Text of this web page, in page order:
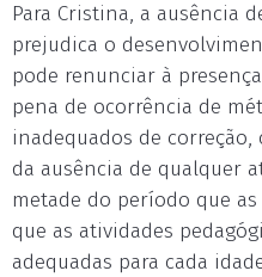
Para Cristina, a ausência
prejudica o
pode renunciar à
pena de ocorrência de
inadequados de
da ausência de qualquer
metade do período que
que as atividades
adequadas para cada